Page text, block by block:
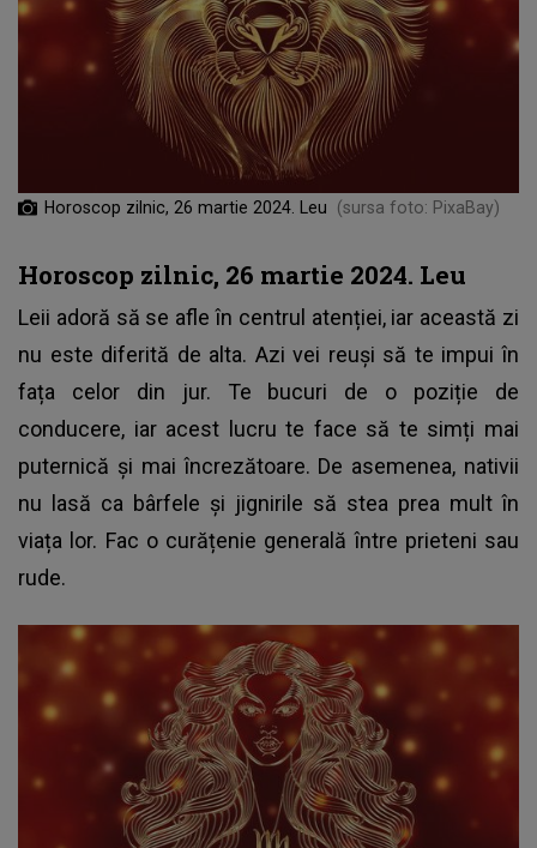
Horoscop zilnic, 26 martie 2024. Leu (sursa foto: PixaBay)
Horoscop zilnic, 26 martie 2024. Leu
Leii adoră să se afle în centrul atenției, iar această zi
nu este diferită de alta. Azi vei reuși să te impui în
fața celor din jur. Te bucuri de o poziție de
conducere, iar acest lucru te face să te simți mai
puternică și mai încrezătoare. De asemenea, nativii
nu lasă ca bârfele și jignirile să stea prea mult în
viața lor. Fac o curățenie generală între prieteni sau
rude.